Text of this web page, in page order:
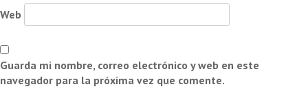
Web
Guarda mi nombre, correo electrónico y web en este
navegador para la próxima vez que comente.